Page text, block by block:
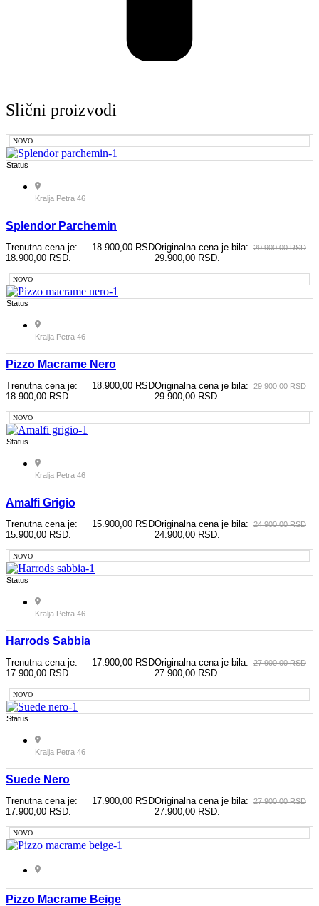
Slični proizvodi
NOVO
Status
Kralja Petra 46
Splendor Parchemin
29.900,00RSD
Originalna cena je bila:
29.900,00 RSD.
18.900,00 RSD
Trenutna cena je:
18.900,00 RSD.
NOVO
Status
Kralja Petra 46
Pizzo Macrame Nero
29.900,00RSD
Originalna cena je bila:
29.900,00 RSD.
18.900,00 RSD
Trenutna cena je:
18.900,00 RSD.
NOVO
Status
Kralja Petra 46
Amalfi Grigio
24.900,00RSD
Originalna cena je bila:
24.900,00 RSD.
15.900,00 RSD
Trenutna cena je:
15.900,00 RSD.
NOVO
Status
Kralja Petra 46
Harrods Sabbia
27.900,00RSD
Originalna cena je bila:
27.900,00 RSD.
17.900,00 RSD
Trenutna cena je:
17.900,00 RSD.
NOVO
Status
Kralja Petra 46
Suede Nero
27.900,00RSD
Originalna cena je bila:
27.900,00 RSD.
17.900,00 RSD
Trenutna cena je:
17.900,00 RSD.
NOVO
Pizzo Macrame Beige